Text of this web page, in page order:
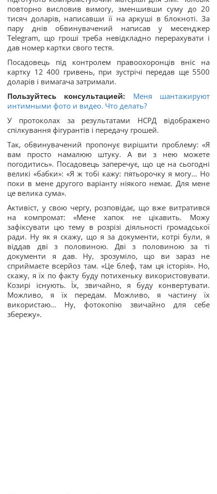
повторно висловив вимогу, зменшивши суму до 20
тисяч доларів, написавши її на аркуші в блокноті. За
пару днів обвинувачений написав у месенджер
Telegram, що гроші треба невідкладно перерахувати і
дав номер картки свого тестя.
Посадовець під контролем правоохоронців вніс на
картку 12 400 гривень, при зустрічі передав ще 5500
доларів і вимагача затримали.
Пользуйтесь консультацией:
Меня шантажируют
интимными фото и видео. Что делать?
У протоколах за результатами НСРД відображено
спілкування фігурантів і передачу грошей.
Так, обвинувачений пропонує вирішити проблему: «Я
вам просто намалюю штуку. А ви з нею можете
погодитись». Посадовець заперечує, що це на сьогодні
великі «бабки»: «Я ж тобі кажу: пятьорочку я могу… Но
поки в мене другого варіанту ніякого немає. Для мене
це велика сума».
Активіст, у свою чергу, розповідає, що вже витратився
на компромат: «Мене хапок не цікавить. Можу
зафіксувати цю тему в розрізі діяльності громадської
ради. Ну як я скажу, що я за документи, котрі були, я
віддав дві з половиною. Дві з половиною за ті
документи я дав. Ну, зрозуміло, що ви зараз не
сприймаєте всерйоз там. «Це блеф, там ця історія». Но,
скажу, я їх по факту буду потихеньку використовувати.
Козирі існують. Їх, звичайно, я буду конвертувати.
Можливо, я їх передам. Можливо, я частину їх
використаю… Ну, фотокопію звичайно для себе
збережу».